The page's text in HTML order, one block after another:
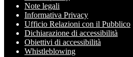
Note legali
Informativa Privacy
Ufficio Relazioni con il Pubblico
Dichiarazione di accessibilità
Obiettivi di accessibilità
Whistleblowing